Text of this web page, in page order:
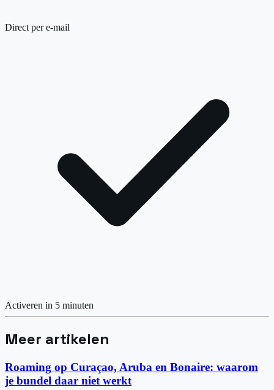
Direct per e-mail
Activeren in 5 minuten
Meer artikelen
Roaming op Curaçao, Aruba en Bonaire: waarom
je bundel daar niet werkt